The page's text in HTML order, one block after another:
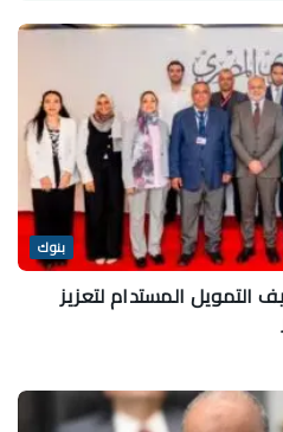
بنوك
التمويل المستدام لتعزيز